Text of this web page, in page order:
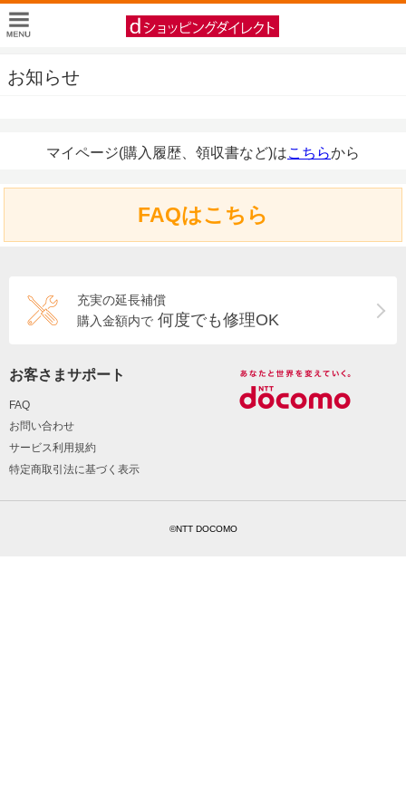
お知らせ
マイページ(購入履歴、領収書など)はこちらから
FAQはこちら
充実の延長補償
購入金額内で 何度でも修理OK
お客さまサポート
FAQ
お問い合わせ
サービス利用規約
特定商取引法に基づく表示
©NTT DOCOMO